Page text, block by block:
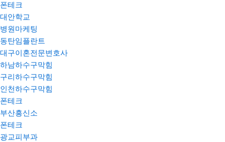
폰테크
대안학교
병원마케팅
동탄임플란트
대구이혼전문변호사
하남하수구막힘
구리하수구막힘
인천하수구막힘
폰테크
부산흥신소
폰테크
광교피부과